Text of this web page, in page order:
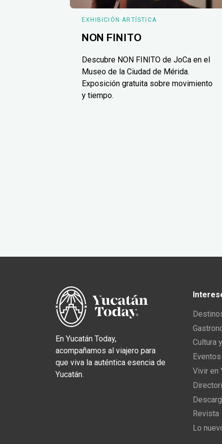
EXHIBICIÓN ARTÍSTICA
NON FINITO
Descubre NON FINITO de JoCa en el
Museo de la Ciudad de Mérida.
Exposición gratuita sobre movimiento
y tiempo.
En Yucatán Today,
acompañamos al viajero para
que viva la auténtica esencia de
Yucatán.
Cultura
Vivir en
Revista
Lo